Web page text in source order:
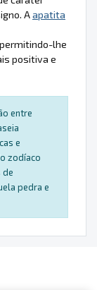
Aapatita
lhe
positiva e
entre
e
zodíaco
de
pedra e